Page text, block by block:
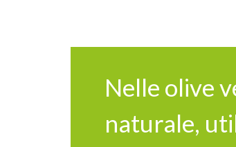
Nelle olive
naturale,